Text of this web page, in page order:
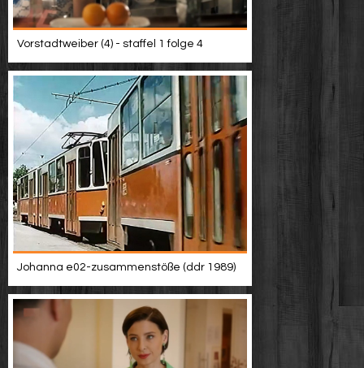
Vorstadtweiber (4) - staffel 1 folge 4
Johanna e02-zusammenstöße (ddr 1989)